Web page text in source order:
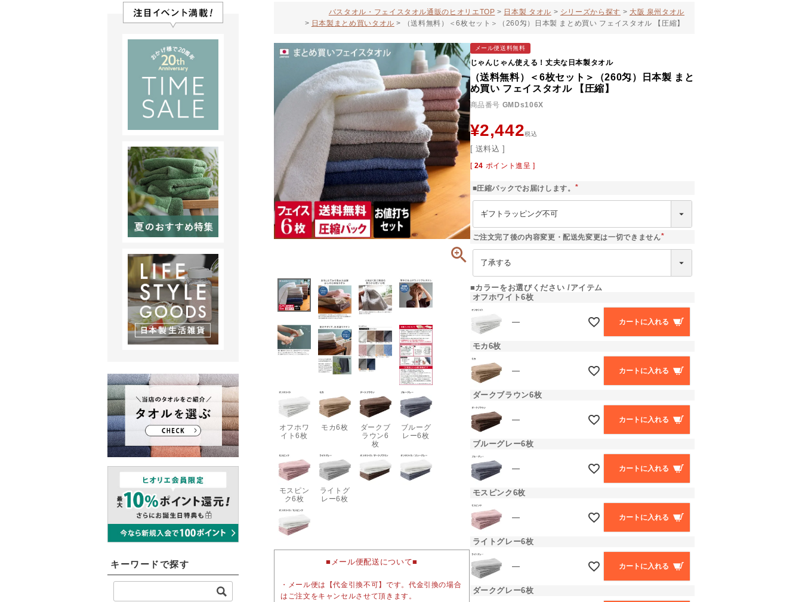
キーワードで探す
バスタオル・フェイスタオル通販のヒオリエTOP 日本製 タオル シリーズから探す
大阪 泉州タオル
日本製まとめ買いタオル
（送料無料）＜6枚セット＞（260匁）日本製 まとめ買い フェイスタオル 【圧縮】
オフホワ
イト6枚
モカ6枚
ダークブ
ラウン6
枚
ブルーグ
レー6枚
モスピン
ク6枚
ライトグ
レー6枚
■メール便配送について■
・メール便は【代金引換不可】です。代金引換の場合
はご注文をキャンセルさせて頂きます。
メール便送料無料
じゃんじゃん使える！丈夫な日本製タオル
（送料無料）＜6枚セット＞（260匁）日本製 まと
め買い フェイスタオル 【圧縮】
商品番号 GMDs106X
¥2,442税込
送料込
[ 24 ポイント進呈 ]
■圧縮パックでお届けします。
必
ご注文完了後の内容変更・配送先変更は一切できません
必
■カラーをお選びください
アイテム
オフホワイト6枚
― カートに入れる
モカ6枚
― カートに入れる
ダークブラウン6枚
― カートに入れる
ブルーグレー6枚
― カートに入れる
モスピンク6枚
― カートに入れる
ライトグレー6枚
― カートに入れる
ダークグレー6枚